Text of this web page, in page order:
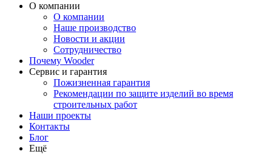
О компании
О компании
Наше производство
Новости и акции
Сотрудничество
Почему Wooder
Сервис и гарантия
Пожизненная гарантия
Рекомендации по защите изделий во время
строительных работ
Наши проекты
Контакты
Блог
Ещё